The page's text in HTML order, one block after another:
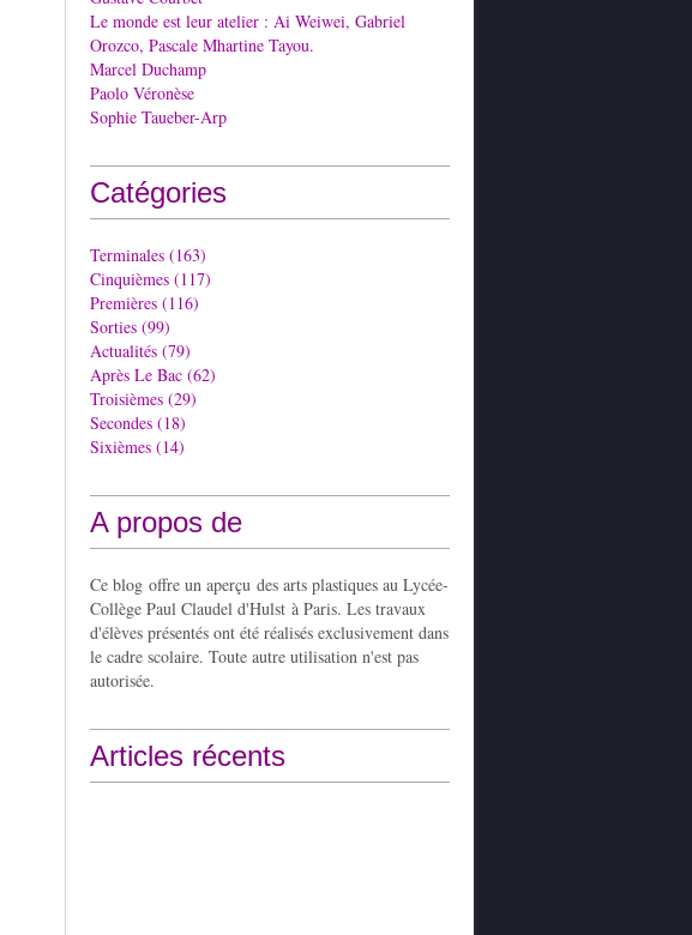
Le monde est leur atelier : Ai Weiwei, Gabriel
Orozco, Pascale Mhartine Tayou.
Marcel Duchamp
Paolo Véronèse
Sophie Taueber-Arp
Catégories
Terminales (163)
Cinquièmes (117)
Premières (116)
Sorties (99)
Actualités (79)
Après Le Bac (62)
Troisièmes (29)
Secondes (18)
Sixièmes (14)
A propos de
Ce blog offre un aperçu des arts plastiques au Lycée-
Collège Paul Claudel d'Hulst à Paris. Les travaux
d'élèves présentés ont été réalisés exclusivement dans
le cadre scolaire. Toute autre utilisation n'est pas
autorisée.
Articles récents